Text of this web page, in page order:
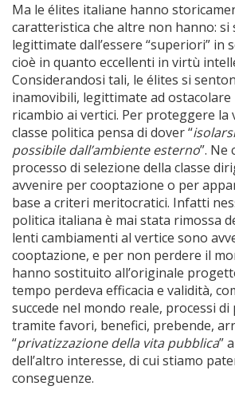
Ma le élites italiane hanno
caratteristica che altre non hanno: si
legittimate dall’essere “superiori” in
cioè in quanto eccellenti in virtù
Considerandosi tali, le élites si
inamovibili, legittimate ad
ricambio ai vertici. Per proteggere la
classe politica pensa di dover “
possibile dall’ambiente esterno”. Ne
processo di selezione della classe
avvenire per cooptazione o per
base a criteri meritocratici. Infatti
politica italiana è mai stata rimossa
lenti cambiamenti al vertice sono
cooptazione, e per non perdere il
hanno sostituito all’originale
tempo perdeva efficacia e validità,
succede nel mondo reale, processi di
tramite favori, benefici, prebende,
“privatizzazione della vita pubblica”
dell’altro interesse, di cui stiamo
conseguenze.